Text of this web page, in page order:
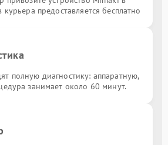
предоставляется бесплатно
полную диагностику: аппаратную,
занимает около 60 минут.